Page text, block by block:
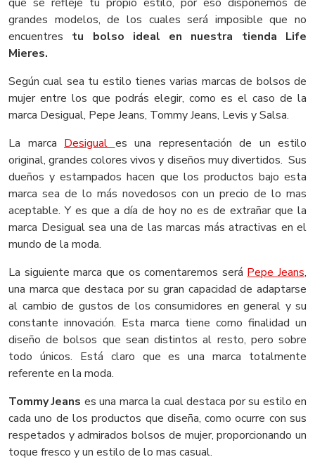
grandes modelos, de los cuales será imposible que no
encuentres tu bolso ideal en nuestra tienda Life
Mieres.
Según cual sea tu estilo tienes varias marcas de bolsos de
mujer entre los que podrás elegir, como es el caso de la
marca Desigual, Pepe Jeans, Tommy Jeans, Levis y Salsa.
La marca Desigual es una representación de un estilo
original, grandes colores vivos y diseños muy divertidos. Sus
dueños y estampados hacen que los productos bajo esta
marca sea de lo más novedosos con un precio de lo mas
aceptable. Y es que a día de hoy no es de extrañar que la
marca Desigual sea una de las marcas más atractivas en el
mundo de la moda.
La siguiente marca que os comentaremos será Pepe Jeans,
una marca que destaca por su gran capacidad de adaptarse
al cambio de gustos de los consumidores en general y su
constante innovación. Esta marca tiene como finalidad un
diseño de bolsos que sean distintos al resto, pero sobre
todo únicos. Está claro que es una marca totalmente
referente en la moda.
Tommy Jeans es una marca la cual destaca por su estilo en
cada uno de los productos que diseña, como ocurre con sus
respetados y admirados bolsos de mujer, proporcionando un
toque fresco y un estilo de lo mas casual.